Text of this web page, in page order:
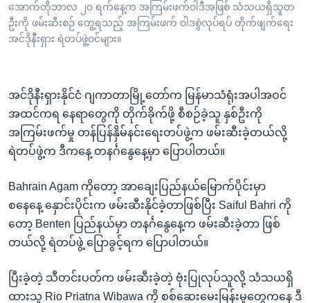
ကြည့်
ရန်
ရှာဖွေ
သို့
ကျော်
ရန်
ဘာသာစကားများ
အောက်တိုဘာလ ၂၀ ရက်နေ့က အကြမ်းဖက်ဝါဒီအဖြစ် သံသယရှိသူတ
ဦးကို ဖမ်းဆီးစဉ် တွေ့ရသည့် အကြမ်းဖက် ဝါဒစွဲလုပ်ရပ် တိုက်ဖျက်ရေး
အင်ဒိုနီးရှား ရဲတပ်ဖွဲ့ဝင်များ။
အင်ဒိုနီးရှားနိုင်ငံ ဂျကာတာမြို့တော်က မြန်မာသံရုံးအပါအဝင်
အထင်ကရ နေရာတွေကို တိုက်ခိုက်ဖို့ စီစဉ်ခဲ့သူ နှစ်ဦးကို
အကြမ်းဖက်မှု တန်ပြန်နှိမ်နင်းရေးတပ်ဖွဲ့က ဖမ်းဆီးခဲ့တယ်လို့
ရဲတပ်ဖွဲ့က ဒီကနေ့ တနင်္ဂနွေနေ့မှာ ပြောပါတယ်။
Bahrain Agam ကိုတော့ အာချေးပြည်နယ်မြောက်ပိုင်းမှာ
စနေနေ့ နှောင်းပိုင်းက ဖမ်းဆီးနိုင်ခဲ့တာဖြစ်ပြီး Saiful Bahri ကို
တော့ Benten ပြည်နယ်မှာ တနင်္ဂနွေနေ့က ဖမ်းဆီးခဲ့တာ ဖြစ်
တယ်လို့ ရဲတပ်ဖွဲ့ ပြောခွင့်ရက ပြောပါတယ်။
ပြီးခဲ့တဲ့ သီတင်းပတ်က ဖမ်းဆီးခဲ့တဲ့ ဗုံးပြုလုပ်သူလို့ သံသယရှိ
ထားသူ Rio Priatna Wibawa ကို စစ်ဆေးမေးမြန်းမှုတွေကနေ ဒီ